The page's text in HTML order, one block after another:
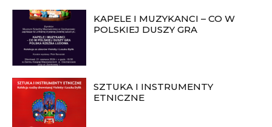
KAPELE I MUZYKANCI – CO W
POLSKIEJ DUSZY GRA
SZTUKA I INSTRUMENTY
ETNICZNE